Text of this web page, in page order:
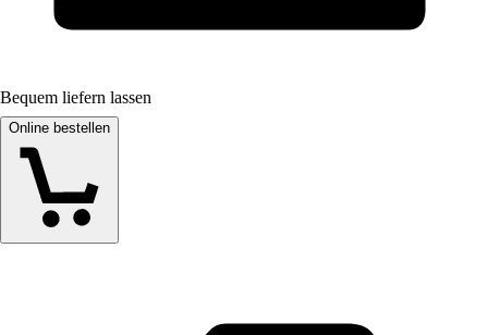
Bequem liefern lassen
Online bestellen